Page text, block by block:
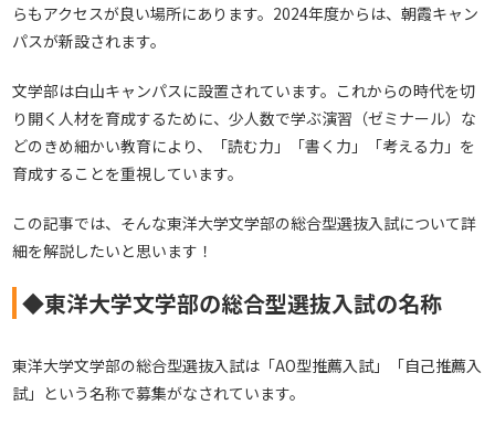
らもアクセスが良い場所にあります。2024年度からは、朝霞キャン
パスが新設されます。
文学部は白山キャンパスに設置されています。これからの時代を切
り開く人材を育成するために、少人数で学ぶ演習（ゼミナール）な
どのきめ細かい教育により、「読む力」「書く力」「考える力」を
育成することを重視しています。
この記事では、そんな東洋大学文学部の総合型選抜入試について詳
細を解説したいと思います！
◆東洋大学文学部の総合型選抜入試の名称
東洋大学文学部の総合型選抜入試は「AO型推薦入試」「自己推薦入
試」という名称で募集がなされています。